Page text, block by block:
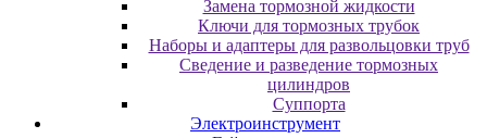
Замена тормозной жидкости
Ключи для тормозных трубок
Наборы и адаптеры для развольцовки труб
Сведение и разведение тормозных
цилиндров
Суппорта
Электроинструмент